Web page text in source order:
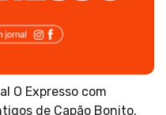
O Expresso com
de Capão Bonito.